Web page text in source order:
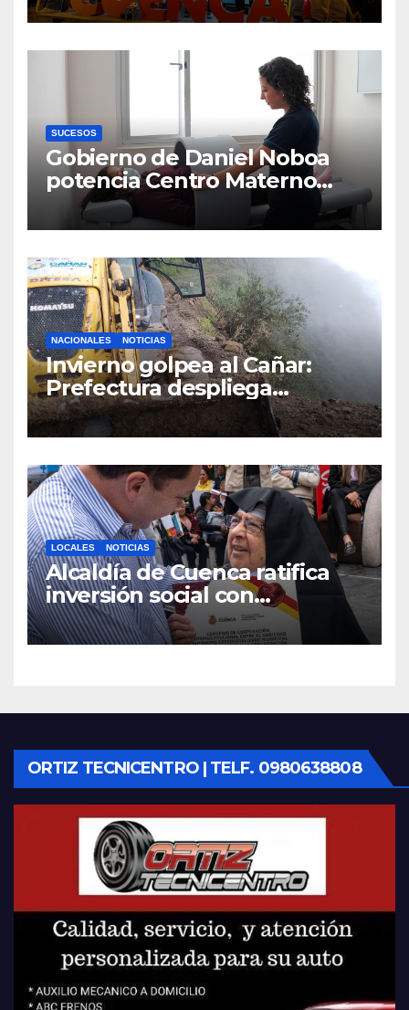
agua
SUCESOS
Gobierno de Daniel Noboa
potencia Centro Materno
Infantil y Emergencias en
Cuenca con nuevos equipos
NACIONALES NOTICIAS
Invierno golpea al Cañar:
Prefectura despliega
maquinaria en toda la
provincia para mantener las
LOCALES NOTICIAS
Alcaldía de Cuenca ratifica
inversión social con
fundaciones e instituciones
locales
ORTIZ TECNICENTRO | TELF. 0980638808